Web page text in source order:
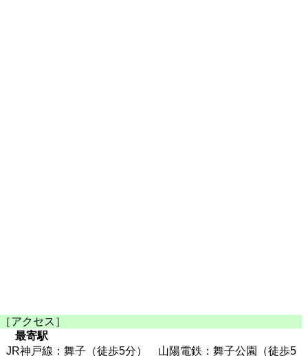
［アクセス］
最寄駅
JR神戸線：舞子（徒歩5分） 山陽電鉄：舞子公園（徒歩5